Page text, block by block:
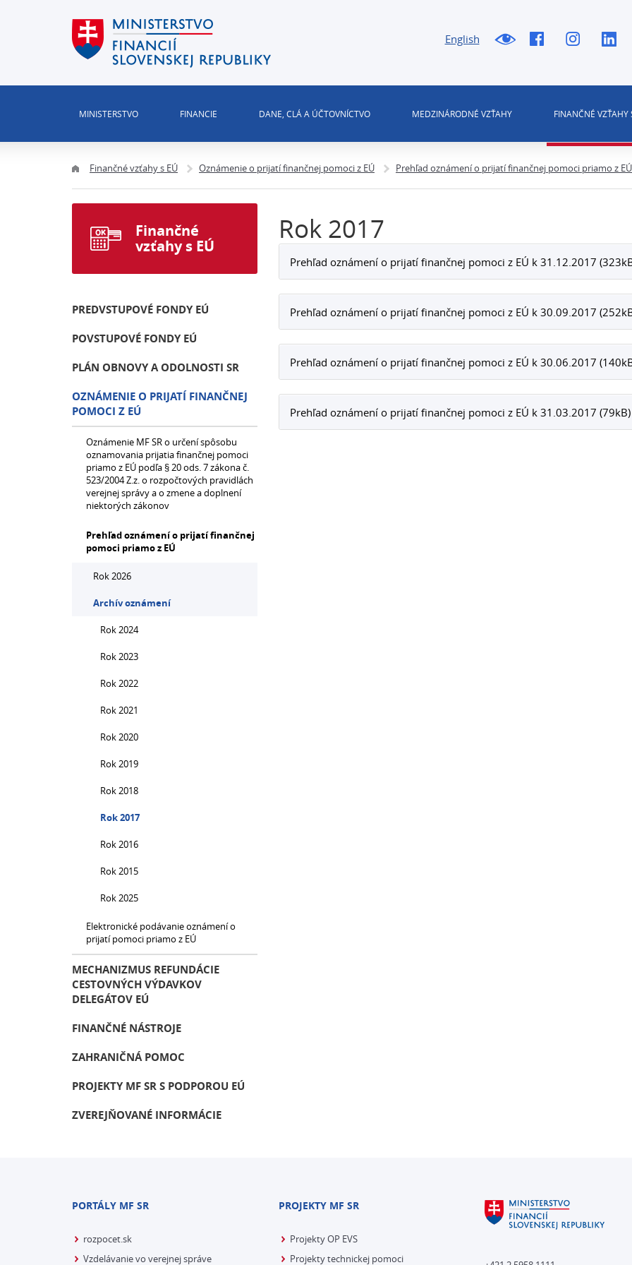
English
MINISTERSTVO FINANCIE DANE, CLÁ A ÚČTOVNÍCTVO MEDZINÁRODNÉ VZŤAHY FINANČNÉ VZŤAHY
Finančné vzťahy s EÚ Oznámenie o prijatí finančnej pomoci z EÚ Prehľad oznámení o prijatí finančnej pomoci priamo z EÚ
Rok 2017
Prehľad oznámení o prijatí finančnej pomoci z EÚ k 31.12.2017
Prehľad oznámení o prijatí finančnej pomoci z EÚ k 30.09.2017
Prehľad oznámení o prijatí finančnej pomoci z EÚ k 30.06.2017
Prehľad oznámení o prijatí finančnej pomoci z EÚ k 31.03.2017 (79kB)
Finančné
vzťahy s EÚ
PREDVSTUPOVÉ FONDY EÚ
POVSTUPOVÉ FONDY EÚ
PLÁN OBNOVY A ODOLNOSTI SR
OZNÁMENIE O PRIJATÍ FINANČNEJ
POMOCI Z EÚ
Oznámenie MF SR o určení spôsobu
oznamovania prijatia finančnej pomoci
priamo z EÚ podľa § 20 ods. 7 zákona č.
523/2004 Z.z. o rozpočtových pravidlách
verejnej správy a o zmene a doplnení
niektorých zákonov
Prehľad oznámení o prijatí finančnej
pomoci priamo z EÚ
Rok 2026
Archív oznámení
Rok 2024
Rok 2023
Rok 2022
Rok 2021
Rok 2020
Rok 2019
Rok 2018
Rok 2017
Rok 2016
Rok 2015
Rok 2025
Elektronické podávanie oznámení o
prijatí pomoci priamo z EÚ
MECHANIZMUS REFUNDÁCIE
CESTOVNÝCH VÝDAVKOV
DELEGÁTOV EÚ
FINANČNÉ NÁSTROJE
ZAHRANIČNÁ POMOC
PROJEKTY MF SR S PODPOROU EÚ
ZVEREJŇOVANÉ INFORMÁCIE
PORTÁLY MF SR
rozpocet.sk
Vzdelávanie vo verejnej správe
PROJEKTY MF SR
Projekty OP EVS
Projekty technickej pomoci